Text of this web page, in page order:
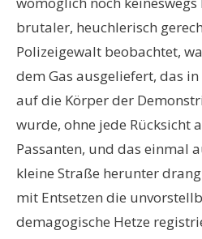
brutaler, heuchlerisch
Polizeigewalt beobachtet,
dem Gas ausgeliefert, das
auf die Körper der
wurde, ohne jede Rücksicht
Passanten, und das einmal
kleine Straße herunter
mit Entsetzen die
demagogische Hetze